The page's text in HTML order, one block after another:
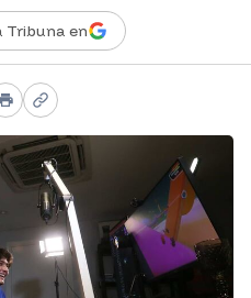
Tribuna en
PrintCopy link